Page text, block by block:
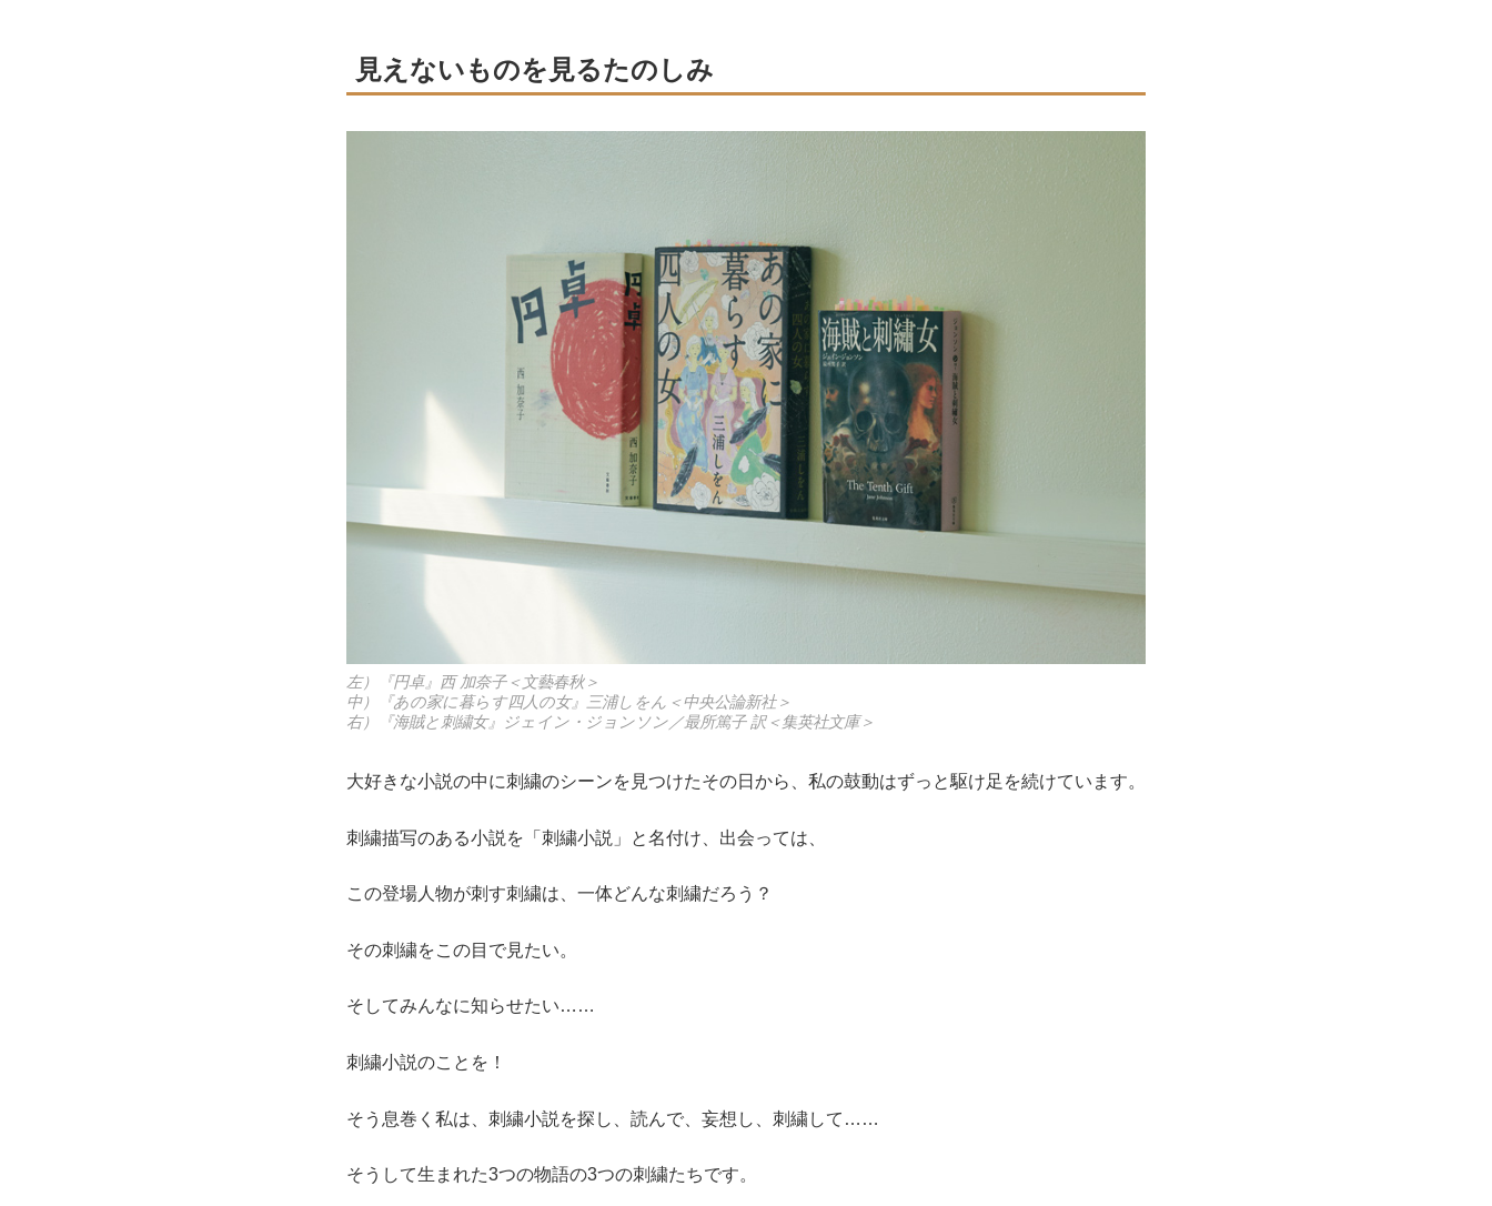
見えないものを見るたのしみ
左）『円卓』西 加奈子＜文藝春秋＞
中）『あの家に暮らす四人の女』三浦しをん＜中央公論新社＞
右）『海賊と刺繍女』ジェイン・ジョンソン／最所篤子 訳＜集英社文庫＞
大好きな小説の中に刺繍のシーンを見つけたその日から、私の鼓動はずっと駆け足を続けています。
刺繍描写のある小説を「刺繍小説」と名付け、出会っては、
この登場人物が刺す刺繍は、一体どんな刺繍だろう？
その刺繍をこの目で見たい。
そしてみんなに知らせたい……
刺繍小説のことを！
そう息巻く私は、刺繍小説を探し、読んで、妄想し、刺繍して……
そうして生まれた3つの物語の3つの刺繍たちです。